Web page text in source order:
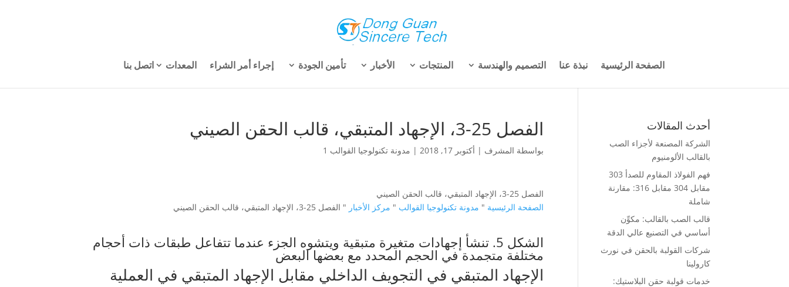
الصفحة الرئيسية نبذة عنا التصميم والهندسة المنتجات الأخبار تأمين الجودة إجراء أمر الشراء المعدات اتصل بنا
الفصل 25-3، الإجهاد المتبقي، قالب الحقن الصيني
بواسطة المشرف | أكتوبر 17, 2018 | مدونة تكنولوجيا القوالب 1
الفصل 25-3، الإجهاد المتبقي، قالب الحقن الصيني
الصفحة الرئيسية " مدونة تكنولوجيا القوالب " مركز الأخبار " الفصل 25-3، الإجهاد المتبقي، قالب الحقن الصيني
الشكل 5. تنشأ إجهادات متغيرة متبقية ويتشوه الجزء عندما تتفاعل طبقات ذات أحجام
مختلفة متجمدة في الحجم المحدد مع بعضها البعض
الإجهاد المتبقي في التجويف الداخلي مقابل الإجهاد المتبقي في العملية
أحدث المقالات
الشركة المصنعة لأجزاء الصب
بالقالب الألومنيوم
فهم الفولاذ المقاوم للصدأ 303
مقابل 304 مقابل 316: مقارنة
شاملة
قالب الصب بالقالب: مكوِّن
أساسي في التصنيع عالي الدقة
شركات القولبة بالحقن في نورث
كارولينا
خدمات قولبة حقن البلاستيك: